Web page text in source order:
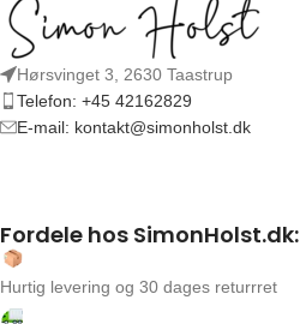
Hørsvinget 3, 2630 Taastrup
Telefon: +45 42162829
E-mail: kontakt@simonholst.dk
Fordele hos SimonHolst.dk:
Hurtig levering og 30 dages returrret